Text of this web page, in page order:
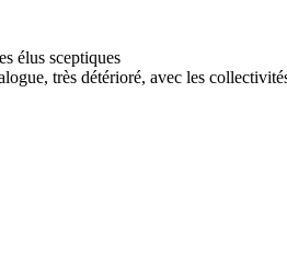
très détérioré, avec les